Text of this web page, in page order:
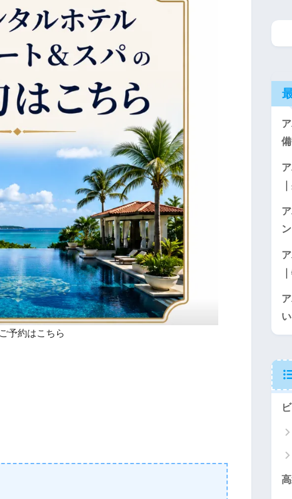
予約はこちら